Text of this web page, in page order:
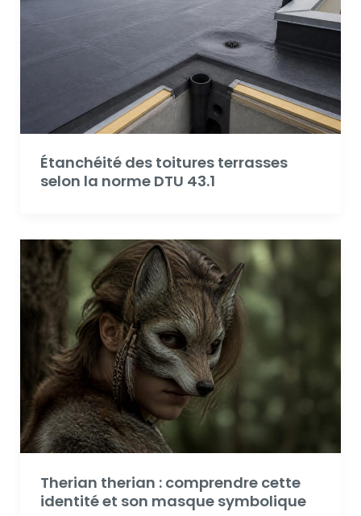
Étanchéité des toitures terrasses
selon la norme DTU 43.1
Therian therian : comprendre cette
identité et son masque symbolique